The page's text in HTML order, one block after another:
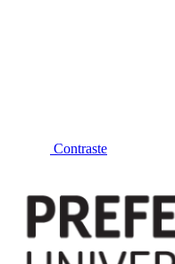
Contraste